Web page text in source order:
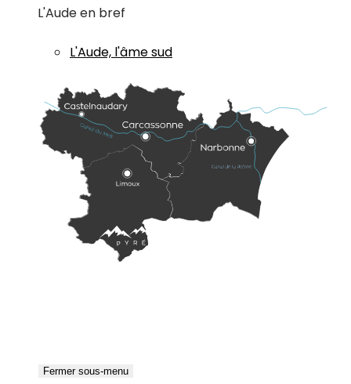
L'Aude en bref
L'Aude, l'âme sud
Fermer sous-menu